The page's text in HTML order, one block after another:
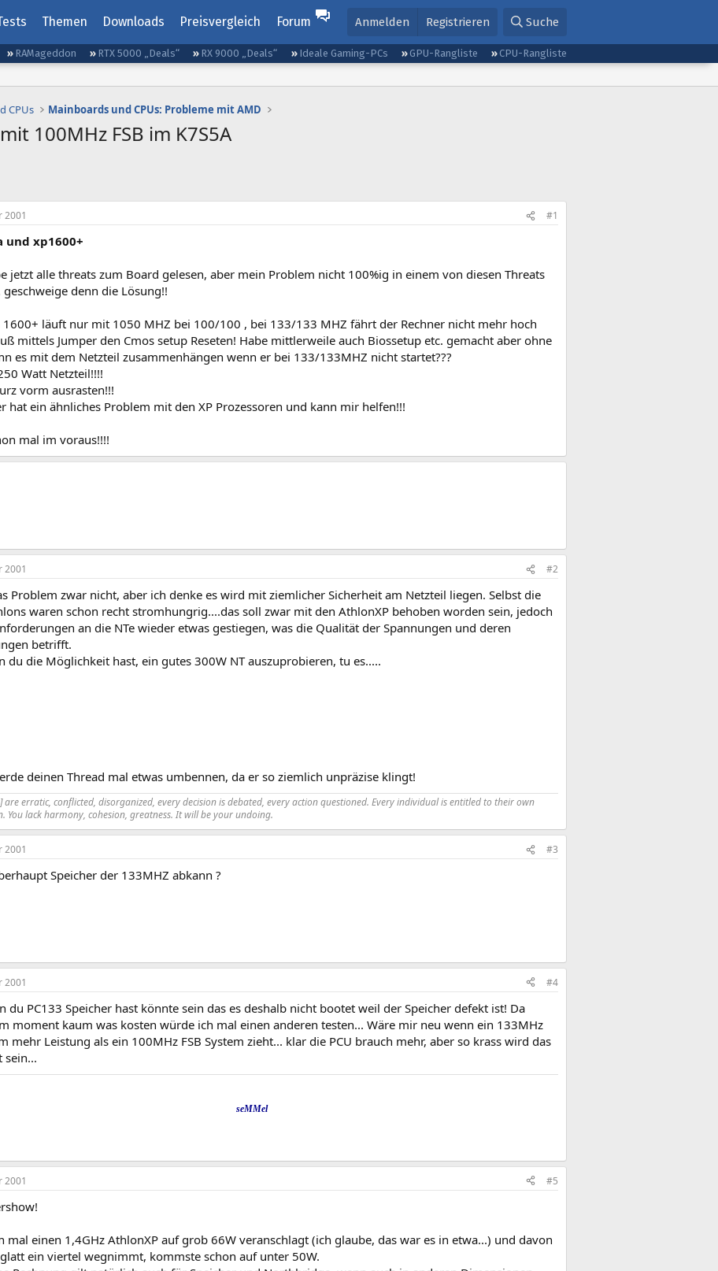
Themen Downloads Preisvergleich Forum Anmelden Registrieren Suche
RAMageddon RTX 5000 „Deals“ RX 9000 „Deals“ Ideale Gaming-PCs GPU-Rangliste
CPU-Rangliste
CPUs Mainboards und CPUs: Probleme mit AMD
100MHz FSB im K7S5A
2001 #1
und xp1600+
jetzt alle threats zum Board gelesen, aber mein Problem nicht 100%ig in einem von diesen Threats
denn die Lösung!!
1600+ läuft nur mit 1050 MHZ bei 100/100 , bei 133/133 MHZ fährt der Rechner nicht mehr hoch
mittels Jumper den Cmos setup Reseten! Habe mittlerweile auch Biossetup etc. gemacht aber ohne
es mit dem Netzteil zusammenhängen wenn er bei 133/133MHZ nicht startet???
Watt Netzteil!!!!
vorm ausrasten!!!
hat ein ähnliches Problem mit den XP Prozessoren und kann mir helfen!!!
mal im voraus!!!!
2001 #2
Problem zwar nicht, aber ich denke es wird mit ziemlicher Sicherheit am Netzteil liegen. Selbst die
waren schon recht stromhungrig....das soll zwar mit den AthlonXP behoben worden sein, jedoch
an die NTe wieder etwas gestiegen, was die Qualität der Spannungen und deren
betrifft.
du die Möglichkeit hast, ein gutes 300W NT auszuprobieren, tu es.....
deinen Thread mal etwas umbennen, da er so ziemlich unpräzise klingt!
are erratic, conflicted, disorganized, every decision is debated, every action questioned. Every individual is entitled to their own
You lack harmony, cohesion, greatness. It will be your undoing.
2001 #3
Speicher der 133MHZ abkann ?
2001 #4
du PC133 Speicher hast könnte sein das es deshalb nicht bootet weil der Speicher defekt ist! Da
moment kaum was kosten würde ich mal einen anderen testen... Wäre mir neu wenn ein 133MHz
mehr Leistung als ein 100MHz FSB System zieht... klar die PCU brauch mehr, aber so krass wird das
sein...
seMMel
2001 #5
mal einen 1,4GHz AthlonXP auf grob 66W veranschlagt (ich glaube, das war es in etwa...) und davon
ein viertel wegnimmt, kommste schon auf unter 50W.